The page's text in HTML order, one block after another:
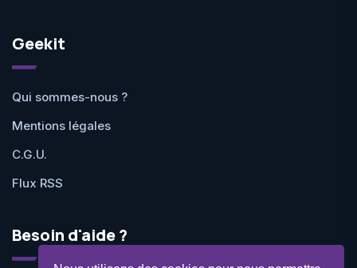
Geekit
Qui sommes-nous ?
Mentions légales
C.G.U.
Flux RSS
Besoin d'aide ?